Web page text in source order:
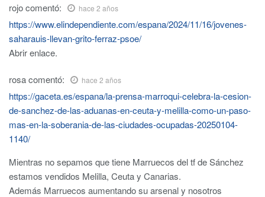
rojocomentó: hace 2 años
https://www.elindependiente.com/espana/2024/11/16/jovenes-
saharauis-llevan-grito-ferraz-psoe/
Abrir enlace.
rosacomentó: hace 2 años
https://gaceta.es/espana/la-prensa-marroqui-celebra-la-cesion-
de-sanchez-de-las-aduanas-en-ceuta-y-melilla-como-un-paso-
mas-en-la-soberania-de-las-ciudades-ocupadas-20250104-
1140/
Mientras no sepamos que tiene Marruecos del tf de Sánchez
estamos vendidos Melilla, Ceuta y Canarias.
Además Marruecos aumentando su arsenal y nosotros